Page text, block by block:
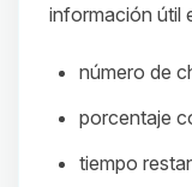
información útil
número de
porcentaje
tiempo